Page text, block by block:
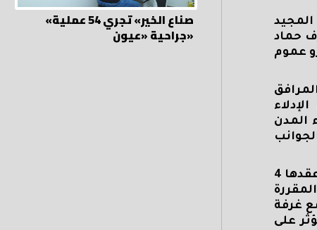
حماد
عموم
المدن
ووجه المحافظ التنفيذيين بتلافى بعض الملاحظات التي تم رصدها في الجولة الأولى من الانتخابات التي جرى عقدها 4
غرفة
على
«صناع الخير» تجري 54 عملية
جراحية «عيون»